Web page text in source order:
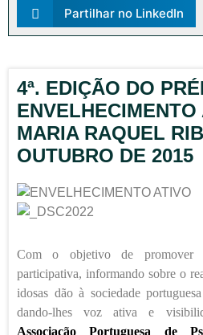
Partilhar no LinkedIn
4ª. EDIÇÃO DO
ENVELHECIMENTO
MARIA RAQUEL
OUTUBRO DE 2015
Com o objetivo de promover
participativa, informando sobre o
idosas dão à sociedade
dando-lhes voz ativa e
Associação Portuguesa de